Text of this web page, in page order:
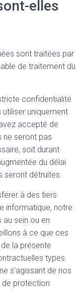
elles
sont traitées par
de traitement du
confidentialité
uniquement
accepté de
ne seront pas
soit durant
du délai
seront détruites.
à des tiers
informatique, notre
au sein ou en
à ce que ces
la présente
types
s’agissant de nos
de protection